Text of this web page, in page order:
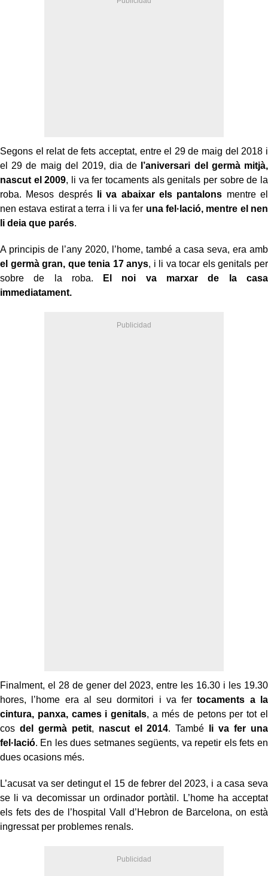
Segons el relat de fets acceptat, entre el 29 de maig del 2018 i
el 29 de maig del 2019, dia de
l’aniversari del germà mitjà,
nascut el 2009, li va fer tocaments als genitals per sobre de la
roba. Mesos després
li va abaixar els pantalons mentre el
nen estava estirat a terra i li va fer una fel·lació, mentre el nen
li deia que parés.
A principis de l’any 2020, l’home, també a casa seva, era amb
el germà gran, que tenia 17 anys, i li va tocar els genitals per
sobre de la roba.
El noi va marxar de la casa
immediatament.
Finalment, el 28 de gener del 2023, entre les 16.30 i les 19.30
hores, l’home era al seu dormitori i va fertocaments a la
cintura, panxa, cames i genitals, a més de petons per tot el
cos del germà petit, nascut el 2014. També
li va fer una
fel·lació. En les dues setmanes següents, va repetir els fets en
dues ocasions més.
L’acusat va ser detingut el 15 de febrer del 2023, i a casa seva
se li va decomissar un ordinador portàtil. L’home ha acceptat
els fets des de l’hospital Vall d’Hebron de Barcelona, on està
ingressat per problemes renals.